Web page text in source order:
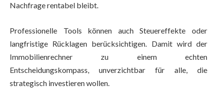
Nachfrage rentabel bleibt.
Professionelle Tools können auch Steuereffekte oder
langfristige Rücklagen berücksichtigen. Damit wird der
Immobilienrechner zu einem echten
Entscheidungskompass, unverzichtbar für alle, die
strategisch investieren wollen.